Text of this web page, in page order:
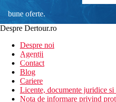
bune oferte.
newsletter!
Despre Dertour.ro
Despre noi
Agentii
Contact
Blog
Cariere
Licente, documente juridice
Nota de informare privind